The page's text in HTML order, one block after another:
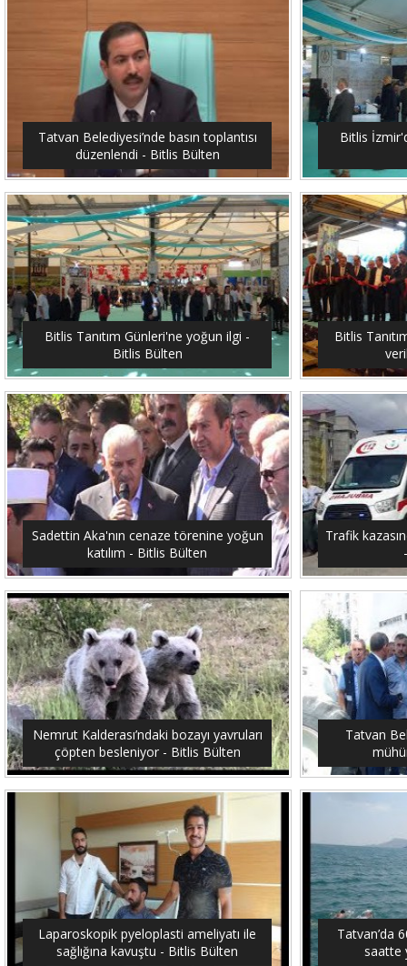
Tatvan Belediyesi’nde basın toplantısı
düzenlendi - Bitlis Bülten
Bitlis
Bitlis Tanıtım Günleri'ne yoğun ilgi -
Bitlis Bülten
Bitlis
Sadettin Aka'nın cenaze törenine yoğun
katılım - Bitlis Bülten
Trafik
Nemrut Kalderası’ndaki bozayı yavruları
çöpten besleniyor - Bitlis Bülten
Tatvan
Laparoskopik pyeloplasti ameliyatı ile
sağlığına kavuştu - Bitlis Bülten
Tatvan’da
saatte